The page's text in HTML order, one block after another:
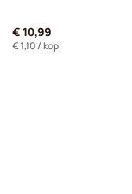
€ 10,99
€ 1,10 / kop